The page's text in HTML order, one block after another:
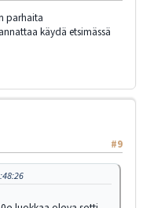
parhaita
käydä etsimässä
#9